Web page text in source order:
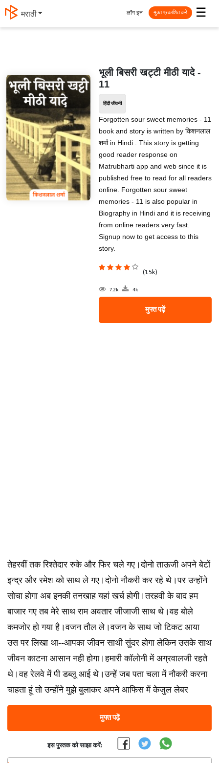
मराठी ☰
लॉग इन मुक्त प्रकाशित करें
भूली बिसरी खट्टी मीठी यादे -
11
हिंदी जीवनी
Forgotten sour sweet memories - 11
book and story is written by किशनलाल
शर्मा in Hindi . This story is getting
good reader response on
Matrubharti app and web since it is
published free to read for all readers
online. Forgotten sour sweet
memories - 11 is also popular in
Biography in Hindi and it is receiving
from online readers very fast.
Signup now to get access to this
story.
(1.5k)
7.2k 4k
मुफ्त पढ़ें
तेहरवीं तक रिश्तेदार रुके और फिर चले गए।दोनो ताऊजी अपने बेटों
इन्द्र और रमेश को साथ ले गए।दोनो नौकरी कर रहे थे।पर उन्होंने
सोचा होगा अब इनकी तनखाह यहां खर्च होगी।तरहवी के बाद हम
बाजार गए तब मेरे साथ राम अवतार जीजाजी साथ थे।वह बोले
कमजोर हो गया है।वजन तौल ले।वजन के साथ जो टिकट आया
उस पर लिखा था--आपका जीवन साथी सुंदर होगा लेकिन उसके साथ
जीवन काटना आसान नही होगा।हमारी कॉलोनी में अग्रवालजी रहते
थे।वह रेलवे में पी डब्लू आई थे।उन्हें जब पता चला में नौकरी करना
चाहता हूं तो उन्होंने मुझे बुलाकर अपने आफिस में केजुल लेबर
मुफ्त पढ़ें
इस पुस्तक को साझा करें: